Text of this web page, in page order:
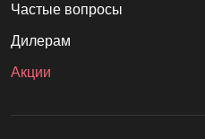
Частые вопросы
Дилерам
Акции